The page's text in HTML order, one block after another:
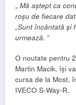
„ Mă aștept ca
roșu de fiecare
„Sunt încântată și
urmează. ”
O noutate pentru
Martin Macik, își
cursa de la Most,
IVECO S-Way-R.